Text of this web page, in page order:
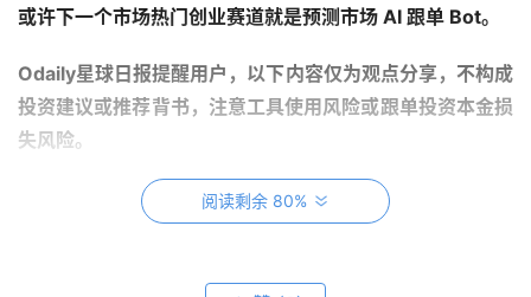
或许下一个市场热门创业赛道就是预测市场 AI 跟单 Bot。
Odaily星球日报提醒用户，以下内容仅为观点分享，不构成
投资建议或推荐背书，注意工具使用风险或跟单投资本金损
失风险。
为什么需要预测市场 AI 跟单 Bot？
从盈利面上看，根据此前《预测市场 10 大真相：
阅读剩余 80%